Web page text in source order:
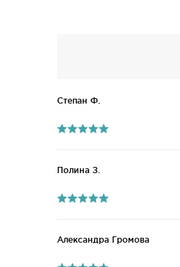
Степан Ф.
Полина З.
Александра Громова